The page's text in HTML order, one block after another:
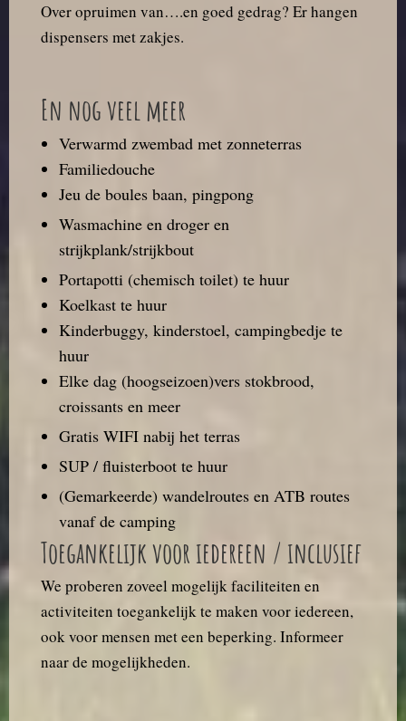
Over opruimen van….en goed gedrag? Er hangen
dispensers met zakjes.
En nog veel meer
Verwarmd zwembad met zonneterras
Familiedouche
Jeu de boules baan, pingpong
Wasmachine en droger en
strijkplank/strijkbout
Portapotti (chemisch toilet) te huur
Koelkast te huur
Kinderbuggy, kinderstoel, campingbedje te
huur
Elke dag (hoogseizoen)vers stokbrood,
croissants en meer
Gratis WIFI nabij het terras
SUP / fluisterboot te huur
(Gemarkeerde) wandelroutes en ATB routes
vanaf de camping
Toegankelijk voor iedereen / inclusief
We proberen zoveel mogelijk faciliteiten en
activiteiten toegankelijk te maken voor iedereen,
ook voor mensen met een beperking. Informeer
naar de mogelijkheden.